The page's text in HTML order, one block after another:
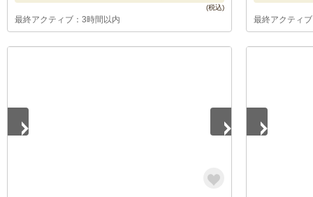
最終アクティブ：3時間以内 最終アクティ